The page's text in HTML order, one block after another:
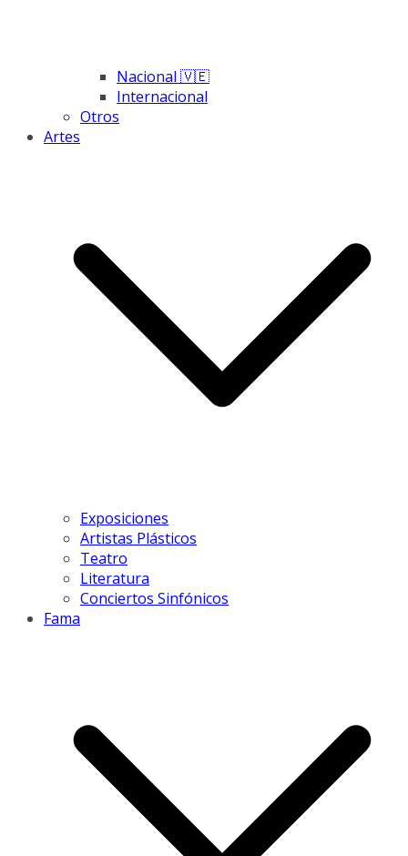
Nacional 🇻🇪
Internacional
Otros
Artes
Exposiciones
Artistas Plásticos
Teatro
Literatura
Conciertos Sinfónicos
Fama